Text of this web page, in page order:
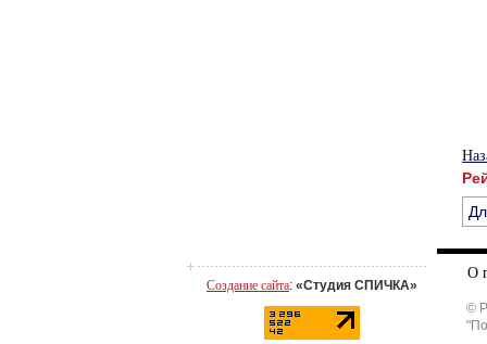
Создание сайта: «Студия СПИЧКА»
О
©